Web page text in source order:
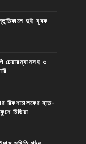
দুই যুবক
চেয়ারম্যানসহ ৩
রিকশাচালকের হাত-
মিডিয়া